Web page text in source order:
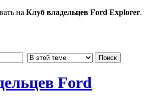
на Клуб владельцев Ford Explorer.
Ford